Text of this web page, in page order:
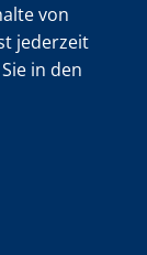
von
jederzeit
in den